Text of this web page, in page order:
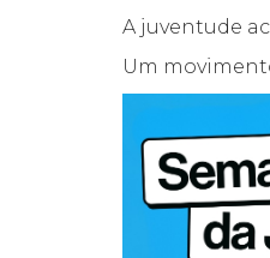
A juventude
Um